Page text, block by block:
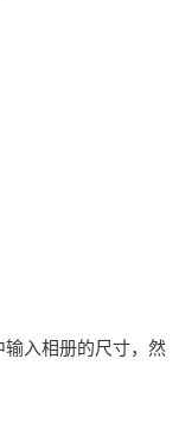
输入相册的尺寸，然